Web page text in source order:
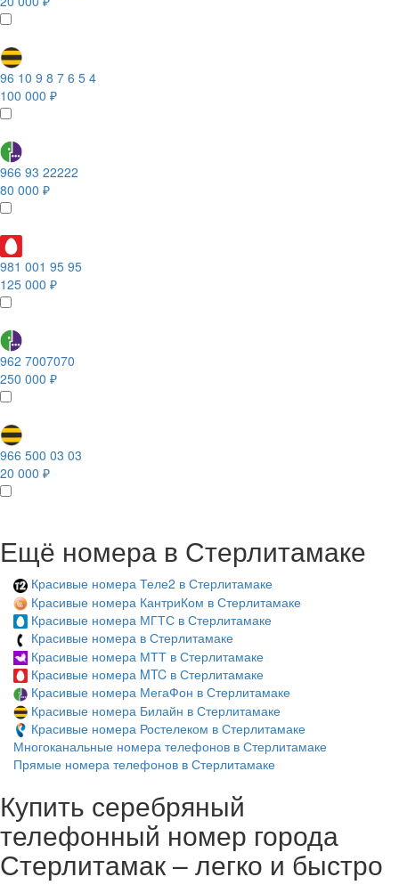
96 10 9 8 7 6 5 4
100 000 ₽
966 93 22222
80 000 ₽
981 001 95 95
125 000 ₽
962 7007070
250 000 ₽
966 500 03 03
20 000 ₽
Ещё номера в Стерлитамаке
Красивые номера Теле2 в Стерлитамаке
Красивые номера КантриКом в Стерлитамаке
Красивые номера МГТС в Стерлитамаке
Красивые номера в Стерлитамаке
Красивые номера МТТ в Стерлитамаке
Красивые номера MTC в Стерлитамаке
Красивые номера МегаФон в Стерлитамаке
Красивые номера Билайн в Стерлитамаке
Красивые номера Ростелеком в Стерлитамаке
Многоканальные номера телефонов в Стерлитамаке
Прямые номера телефонов в Стерлитамаке
Купить серебряный
телефонный номер города
Стерлитамак – легко и быстро